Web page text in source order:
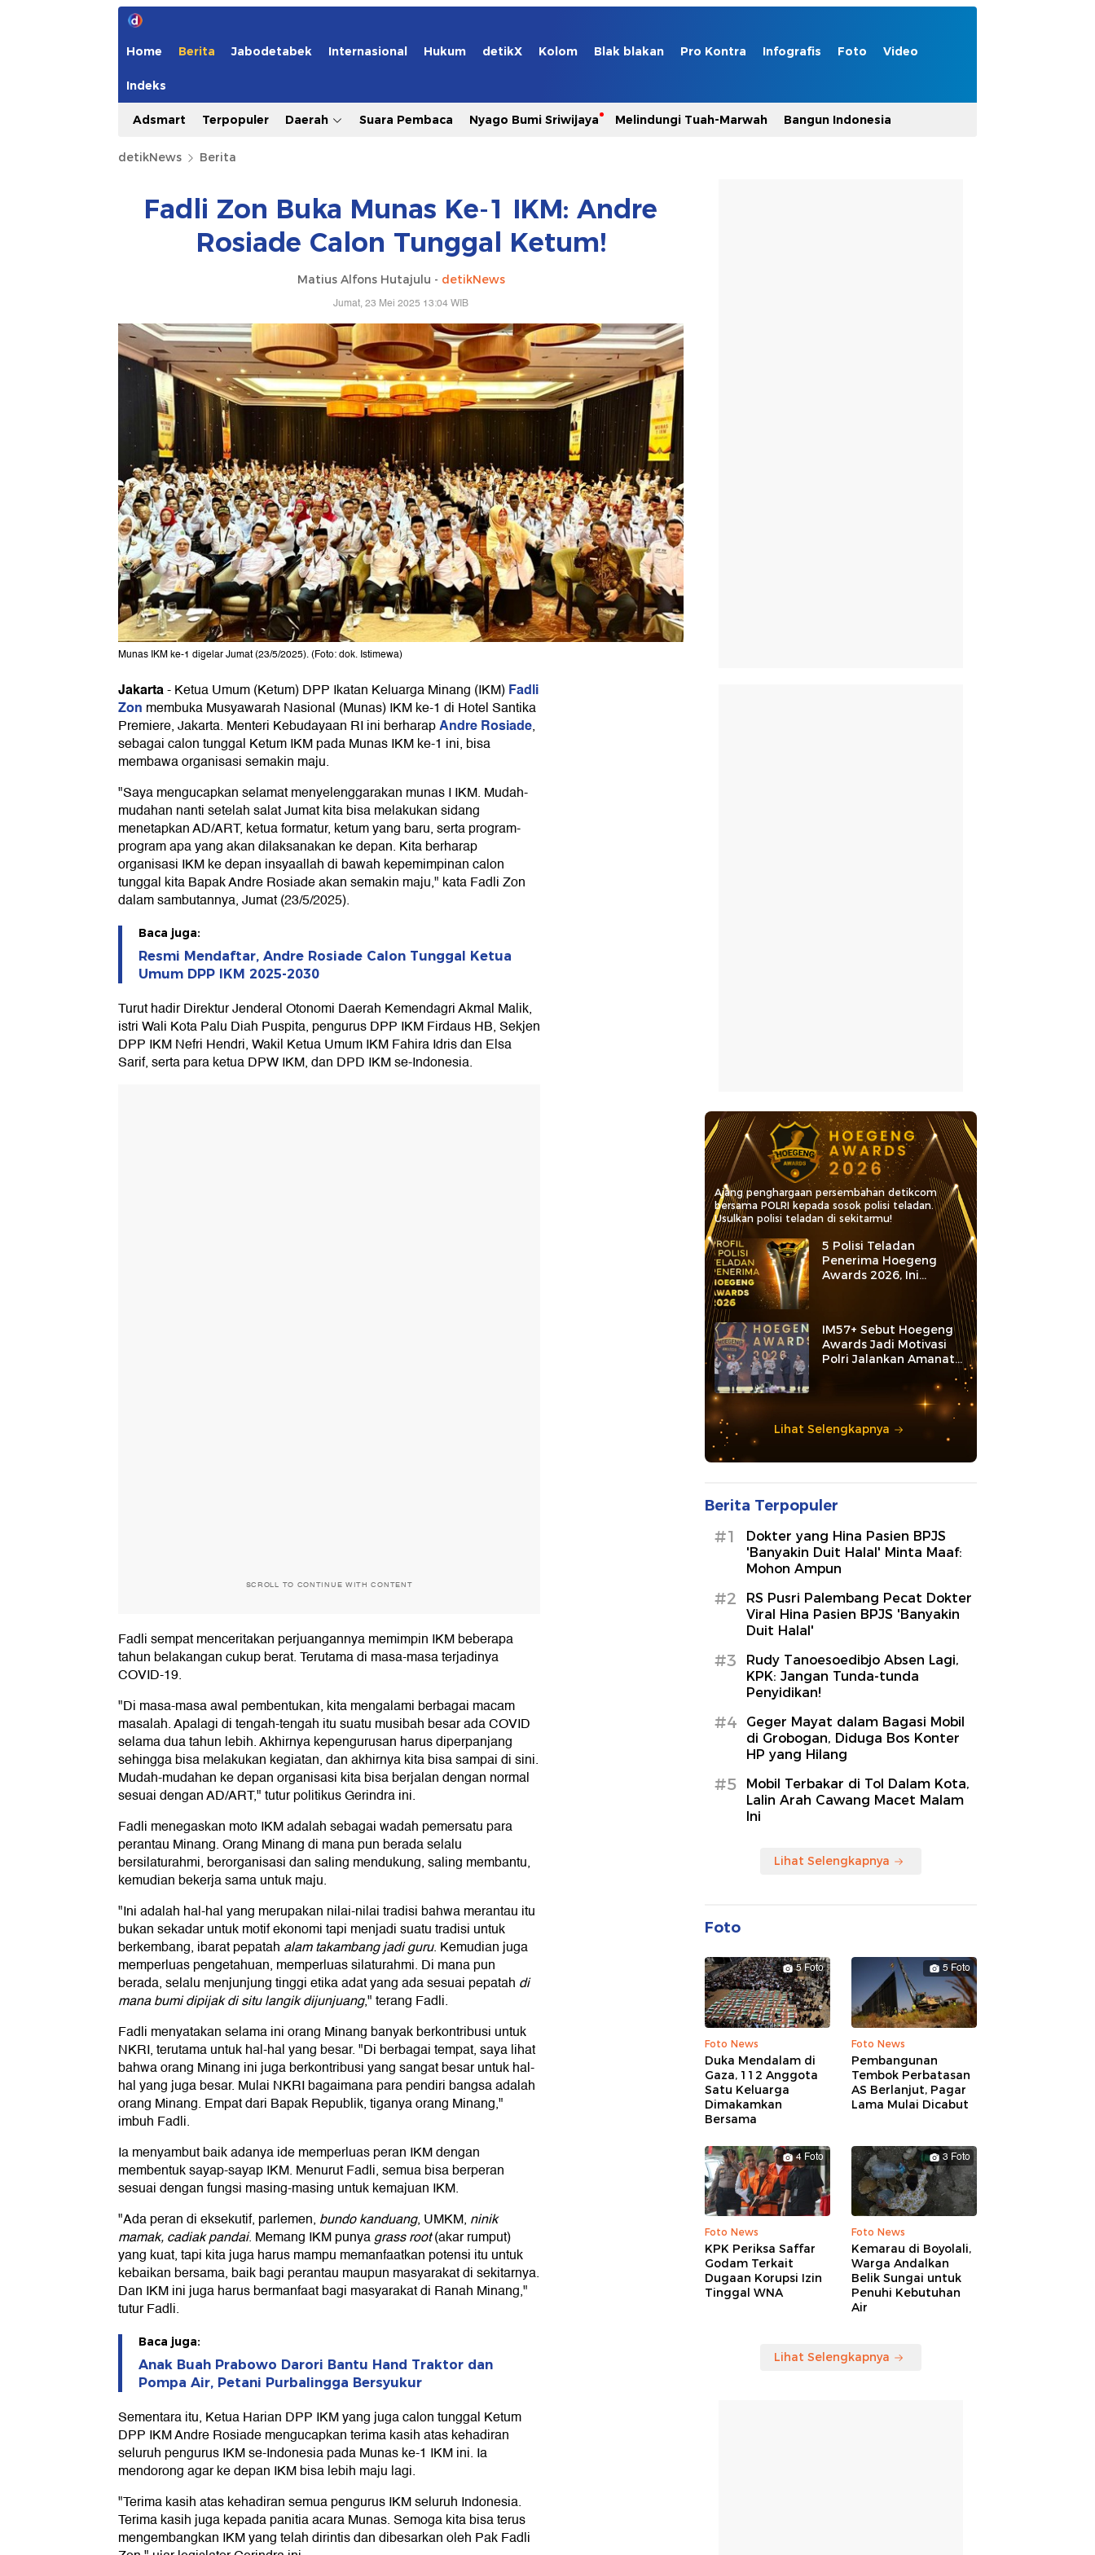
Home Berita Jabodetabek Internasional Hukum detikX Kolom Blak blakan Pro Kontra Infografis Foto Video
Indeks
Adsmart Terpopuler Daerah Suara Pembaca Nyago Bumi Sriwijaya Melindungi Tuah-Marwah Bangun Indonesia
detikNews Berita
Fadli Zon Buka Munas Ke-1 IKM: Andre
Rosiade Calon Tunggal Ketum!
Matius Alfons Hutajulu - detikNews
Jumat, 23 Mei 2025 13:04 WIB
Munas IKM ke-1 digelar Jumat (23/5/2025). (Foto: dok. Istimewa)
Jakarta-Ketua Umum (Ketum) DPP Ikatan Keluarga Minang (IKM)Fadli
Zon membuka Musyawarah Nasional (Munas) IKM ke-1 di Hotel Santika
Premiere, Jakarta. Menteri Kebudayaan RI ini berharapAndre Rosiade,
sebagai calon tunggal Ketum IKM pada Munas IKM ke-1 ini, bisa
membawa organisasi semakin maju.
"Saya mengucapkan selamat menyelenggarakan munas I IKM. Mudah-
mudahan nanti setelah salat Jumat kita bisa melakukan sidang
menetapkan AD/ART, ketua formatur, ketum yang baru, serta program-
program apa yang akan dilaksanakan ke depan. Kita berharap
organisasi IKM ke depan insyaallah di bawah kepemimpinan calon
tunggal kita Bapak Andre Rosiade akan semakin maju," kata Fadli Zon
dalam sambutannya, Jumat (23/5/2025).
Baca juga:
Resmi Mendaftar, Andre Rosiade Calon Tunggal Ketua
Umum DPP IKM 2025-2030
Turut hadir Direktur Jenderal Otonomi Daerah Kemendagri Akmal Malik,
istri Wali Kota Palu Diah Puspita, pengurus DPP IKM Firdaus HB, Sekjen
DPP IKM Nefri Hendri, Wakil Ketua Umum IKM Fahira Idris dan Elsa
Sarif, serta para ketua DPW IKM, dan DPD IKM se-Indonesia.
SCROLL TO CONTINUE WITH CONTENT
Fadli sempat menceritakan perjuangannya memimpin IKM beberapa
tahun belakangan cukup berat. Terutama di masa-masa terjadinya
COVID-19.
"Di masa-masa awal pembentukan, kita mengalami berbagai macam
masalah. Apalagi di tengah-tengah itu suatu musibah besar ada COVID
selama dua tahun lebih. Akhirnya kepengurusan harus diperpanjang
sehingga bisa melakukan kegiatan, dan akhirnya kita bisa sampai di sini.
Mudah-mudahan ke depan organisasi kita bisa berjalan dengan normal
sesuai dengan AD/ART," tutur politikus Gerindra ini.
Fadli menegaskan moto IKM adalah sebagai wadah pemersatu para
perantau Minang. Orang Minang di mana pun berada selalu
bersilaturahmi, berorganisasi dan saling mendukung, saling membantu,
kemudian bekerja sama untuk maju.
"Ini adalah hal-hal yang merupakan nilai-nilai tradisi bahwa merantau itu
bukan sekadar untuk motif ekonomi tapi menjadi suatu tradisi untuk
berkembang, ibarat pepatah alam takambang jadi guru. Kemudian juga
memperluas pengetahuan, memperluas silaturahmi. Di mana pun
berada, selalu menjunjung tinggi etika adat yang ada sesuai pepatah di
mana bumi dipijak di situ langik dijunjuang," terang Fadli.
Fadli menyatakan selama ini orang Minang banyak berkontribusi untuk
NKRI, terutama untuk hal-hal yang besar. "Di berbagai tempat, saya lihat
bahwa orang Minang ini juga berkontribusi yang sangat besar untuk hal-
hal yang juga besar. Mulai NKRI bagaimana para pendiri bangsa adalah
orang Minang. Empat dari Bapak Republik, tiganya orang Minang,"
imbuh Fadli.
Ia menyambut baik adanya ide memperluas peran IKM dengan
membentuk sayap-sayap IKM. Menurut Fadli, semua bisa berperan
sesuai dengan fungsi masing-masing untuk kemajuan IKM.
"Ada peran di eksekutif, parlemen, bundo kanduang, UMKM, ninik
mamak, cadiak pandai. Memang IKM punyagrass root(akar rumput)
yang kuat, tapi kita juga harus mampu memanfaatkan potensi itu untuk
kebaikan bersama, baik bagi perantau maupun masyarakat di sekitarnya.
Dan IKM ini juga harus bermanfaat bagi masyarakat di Ranah Minang,"
tutur Fadli.
Baca juga:
Anak Buah Prabowo Darori Bantu Hand Traktor dan
Pompa Air, Petani Purbalingga Bersyukur
Sementara itu, Ketua Harian DPP IKM yang juga calon tunggal Ketum
DPP IKM Andre Rosiade mengucapkan terima kasih atas kehadiran
seluruh pengurus IKM se-Indonesia pada Munas ke-1 IKM ini. Ia
mendorong agar ke depan IKM bisa lebih maju lagi.
"Terima kasih atas kehadiran semua pengurus IKM seluruh Indonesia.
Terima kasih juga kepada panitia acara Munas. Semoga kita bisa terus
mengembangkan IKM yang telah dirintis dan dibesarkan oleh Pak Fadli
Ajang penghargaan persembahan detikcom
bersama POLRI kepada sosok polisi teladan.
Usulkan polisi teladan di sekitarmu!
5 Polisi Teladan
Penerima Hoegeng
Awards 2026, Ini
Kategori dan Kiprahnya
IM57+ Sebut Hoegeng
Awards Jadi Motivasi
Polri Jalankan Amanat
Lihat Selengkapnya
Berita Terpopuler
#1
Dokter yang Hina Pasien BPJS
'Banyakin Duit Halal' Minta Maaf:
Mohon Ampun
#2
RS Pusri Palembang Pecat Dokter
Viral Hina Pasien BPJS 'Banyakin
Duit Halal'
#3
Rudy Tanoesoedibjo Absen Lagi,
KPK: Jangan Tunda-tunda
Penyidikan!
#4
Geger Mayat dalam Bagasi Mobil
di Grobogan, Diduga Bos Konter
HP yang Hilang
#5
Mobil Terbakar di Tol Dalam Kota,
Lalin Arah Cawang Macet Malam
Ini
Lihat Selengkapnya
Foto
5 Foto
Foto News
Duka Mendalam di
Gaza, 112 Anggota
Satu Keluarga
Dimakamkan
Bersama
5 Foto
Foto News
Pembangunan
Tembok Perbatasan
AS Berlanjut, Pagar
Lama Mulai Dicabut
4 Foto
Foto News
KPK Periksa Saffar
Godam Terkait
Dugaan Korupsi Izin
Tinggal WNA
3 Foto
Foto News
Kemarau di Boyolali,
Warga Andalkan
Belik Sungai untuk
Penuhi Kebutuhan
Air
Lihat Selengkapnya